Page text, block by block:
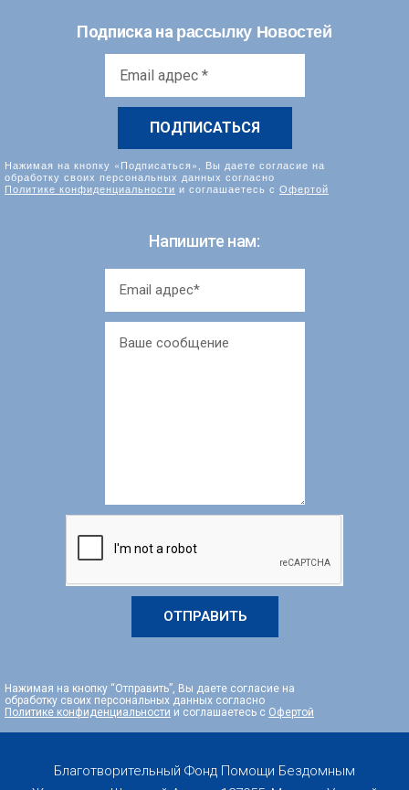
Подписка на рассылку Новостей
Нажимая на кнопку «Подписаться», Вы даете согласие на
обработку своих персональных данных согласно
Политике конфиденциальности и соглашаетесь с Офертой
Напишите нам:
ОТПРАВИТЬ
Нажимая на кнопку “Отправить”, Вы даете согласие на
обработку своих персональных данных согласно
Политике конфиденциальности и соглашаетесь с Офертой
Благотворительный Фонд Помощи Бездомным